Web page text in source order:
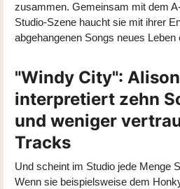
zusammen. Gemeinsam mit dem
Studio-Szene haucht sie mit ihrer
abgehangenen Songs neues Leben
"Windy City":
interpretiert zehn
und weniger
Tracks
Und scheint im Studio jede Menge
Wenn sie beispielsweise dem